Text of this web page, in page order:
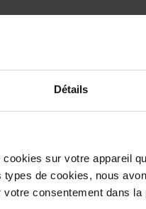
Détails
sur votre appareil
de cookies, nous
consentement dans